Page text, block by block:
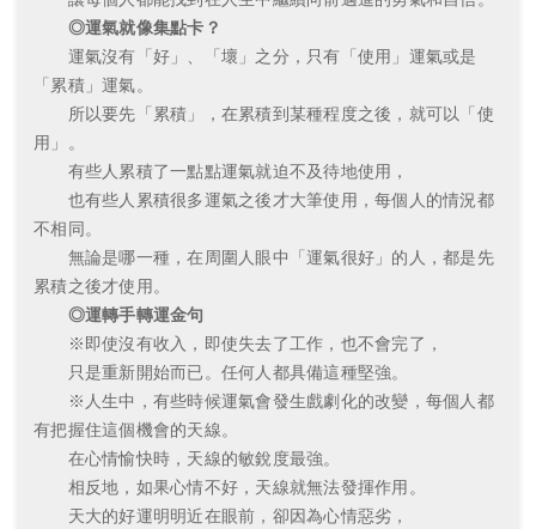
◎運氣就像集點卡？
運氣沒有「好」、「壞」之分，只有「使用」運氣或是
「累積」運氣。
所以要先「累積」，在累積到某種程度之後，就可以「使
用」。
有些人累積了一點點運氣就迫不及待地使用，
也有些人累積很多運氣之後才大筆使用，每個人的情況都
不相同。
無論是哪一種，在周圍人眼中「運氣很好」的人，都是先
累積之後才使用。
◎運轉手轉運金句
※即使沒有收入，即使失去了工作，也不會完了，
只是重新開始而已。任何人都具備這種堅強。
※人生中，有些時候運氣會發生戲劇化的改變，每個人都
有把握住這個機會的天線。
在心情愉快時，天線的敏銳度最強。
相反地，如果心情不好，天線就無法發揮作用。
天大的好運明明近在眼前，卻因為心情惡劣，